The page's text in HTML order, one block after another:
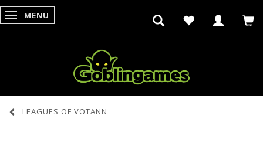
SKIFTE NAVIGATION
MENU
LEAGUES OF VOTANN